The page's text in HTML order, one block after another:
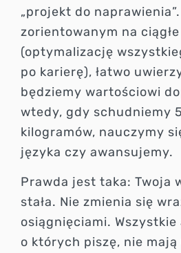
„projekt do
zorientowanym na
(optymalizację
po karierę), łatwo
będziemy wartościowi
wtedy, gdy schudniemy 5
kilogramów, nauczymy
języka czy awansujemy.
Prawda jest taka: Twoja
stała. Nie zmienia się
osiągnięciami.
o których piszę, nie mają